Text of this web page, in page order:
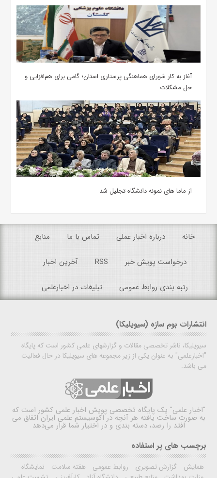
آغاز به کار شورای هماهنگی پرستاری استان؛ گامی برای هم‌افزایی و
حل مشکلات
از ماما های نمونه دانشگاه تجلیل شد
خانه درباره اخبار عملی تماس با ما منابع
درخواست پویش خبر RSS آخرین اخبار
رتبه بندی روابط عمومی تبلیغات در اخبارعلمی
انتشارات بوم سازه (سیویلیکا)
سیویلیکا، ناشر تخصصی مقالات و گزارشهای علمی کشور است که پایگاه
"اخبارعلمی" به عنوان یکی از زیر مجموعه های سیویلیکا در حال فعالیت
می باشد.
"اخبار علمی" یک پایگاه تخصصی پویش اخبار علمی کشور است که
به صورت ساخت یافته هر آنچه در اکوسیستم علمی ایران اتفاق می
افتد را رصد، دسته بندی و در اختیار شما قرار می‌دهد
برچسب های پر استفاده
همایش گزارش تصویری روابط عمومی هفته سلامت
نمایشگاه